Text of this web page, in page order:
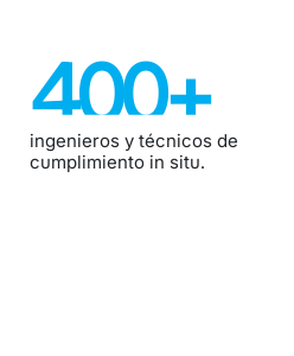
400+
ingenieros y técnicos de
cumplimiento in situ.